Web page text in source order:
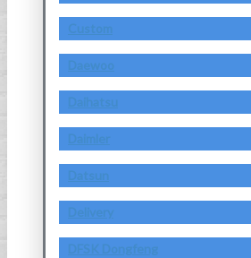
Custom
Daewoo
Daihatsu
Daimler
Datsun
Delivery
DFSK Dongfeng